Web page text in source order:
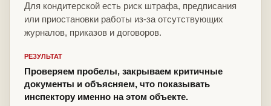
Для кондитерской есть риск штрафа, предписания
или приостановки работы из-за отсутствующих
журналов, приказов и договоров.
РЕЗУЛЬТАТ
Проверяем пробелы, закрываем критичные
документы и объясняем, что показывать
инспектору именно на этом объекте.